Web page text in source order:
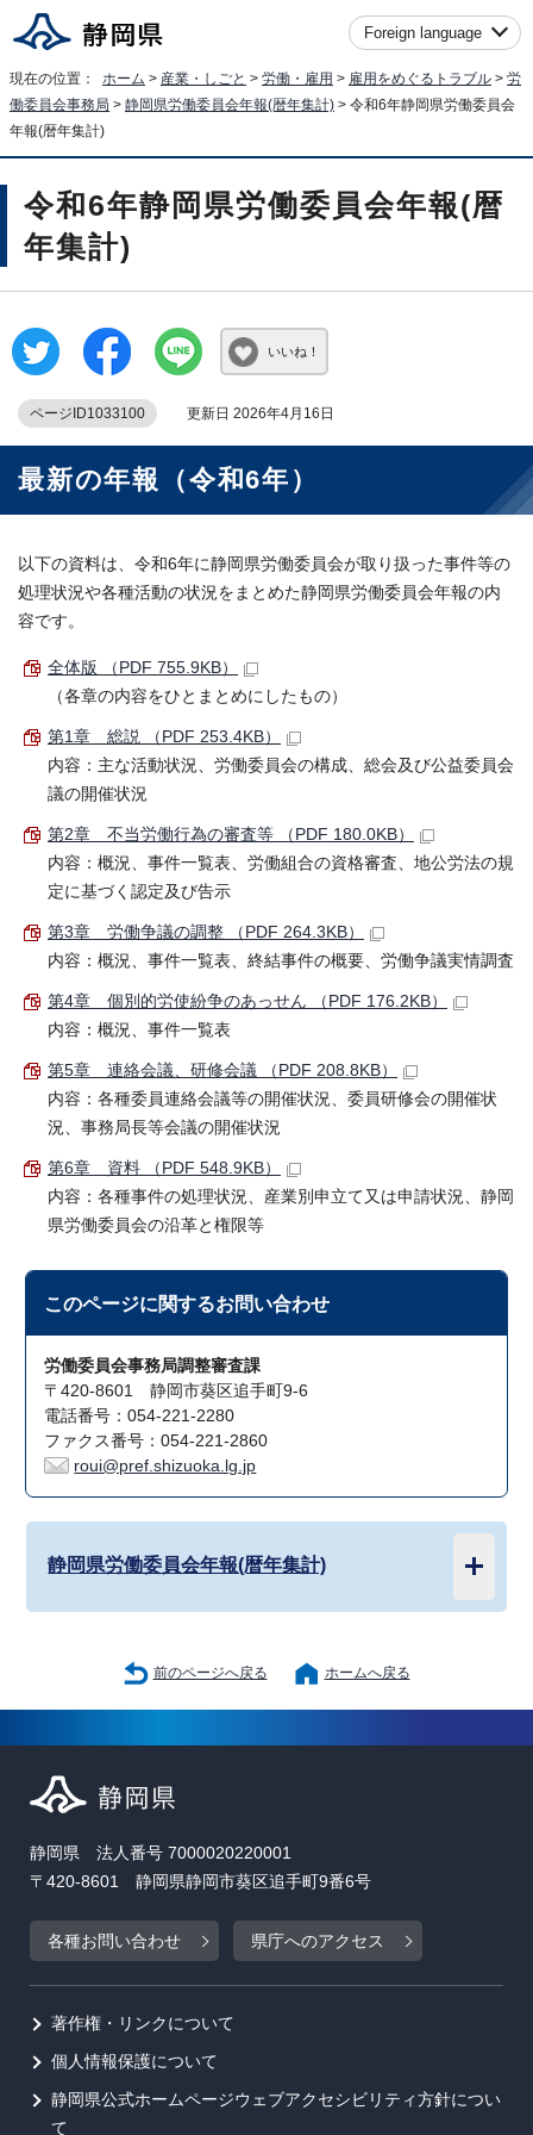
Foreign language
現在の位置： ホーム > 産業・しごと > 労働・雇用 > 雇用をめぐるトラブル > 労
働委員会事務局 > 静岡県労働委員会年報(暦年集計) > 令和6年静岡県労働委員会
年報(暦年集計)
令和6年静岡県労働委員会年報(暦
年集計)
いいね！
ページID1033100 更新日 2026年4月16日
最新の年報（令和6年）
以下の資料は、令和6年に静岡県労働委員会が取り扱った事件等の
処理状況や各種活動の状況をまとめた静岡県労働委員会年報の内
容です。
全体版 （PDF 755.9KB）
（各章の内容をひとまとめにしたもの）
第1章 総説 （PDF 253.4KB）
内容：主な活動状況、労働委員会の構成、総会及び公益委員会
議の開催状況
第2章 不当労働行為の審査等 （PDF 180.0KB）
内容：概況、事件一覧表、労働組合の資格審査、地公労法の規
定に基づく認定及び告示
第3章 労働争議の調整 （PDF 264.3KB）
内容：概況、事件一覧表、終結事件の概要、労働争議実情調査
第4章 個別的労使紛争のあっせん （PDF 176.2KB）
内容：概況、事件一覧表
第5章 連絡会議、研修会議 （PDF 208.8KB）
内容：各種委員連絡会議等の開催状況、委員研修会の開催状
況、事務局長等会議の開催状況
第6章 資料 （PDF 548.9KB）
内容：各種事件の処理状況、産業別申立て又は申請状況、静岡
県労働委員会の沿革と権限等
このページに関するお問い合わせ
労働委員会事務局調整審査課
〒420-8601 静岡市葵区追手町9-6
電話番号：054-221-2280
ファクス番号：054-221-2860
roui@pref.shizuoka.lg.jp
静岡県労働委員会年報(暦年集計)
前のページへ戻る ホームへ戻る
静岡県 法人番号 7000020220001
〒420-8601 静岡県静岡市葵区追手町9番6号
各種お問い合わせ 県庁へのアクセス
著作権・リンクについて
個人情報保護について
静岡県公式ホームページウェブアクセシビリティ方針につい
て